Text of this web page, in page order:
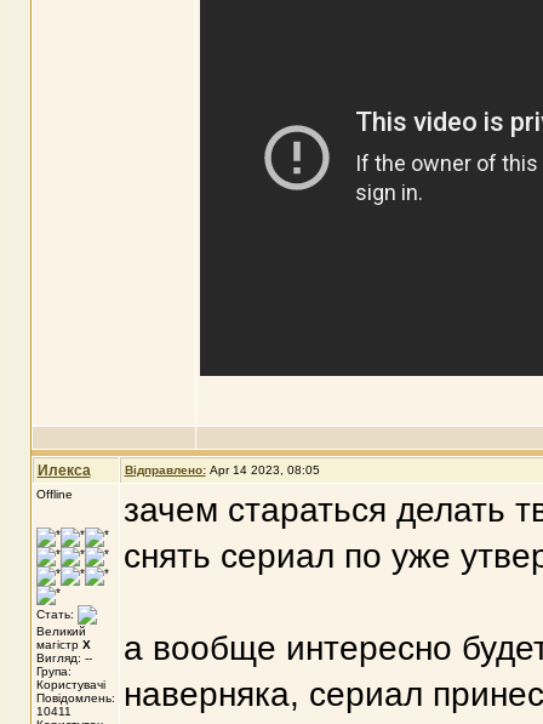
Илекса Відправлено: Apr 14 2023, 08:05
Offline
Стать:
Великий
магістр X
Вигляд: --
Група:
Користувачі
Повідомлень:
10411
зачем стараться делать
снять сериал по уже
а вообще интересно
наверняка, сериал